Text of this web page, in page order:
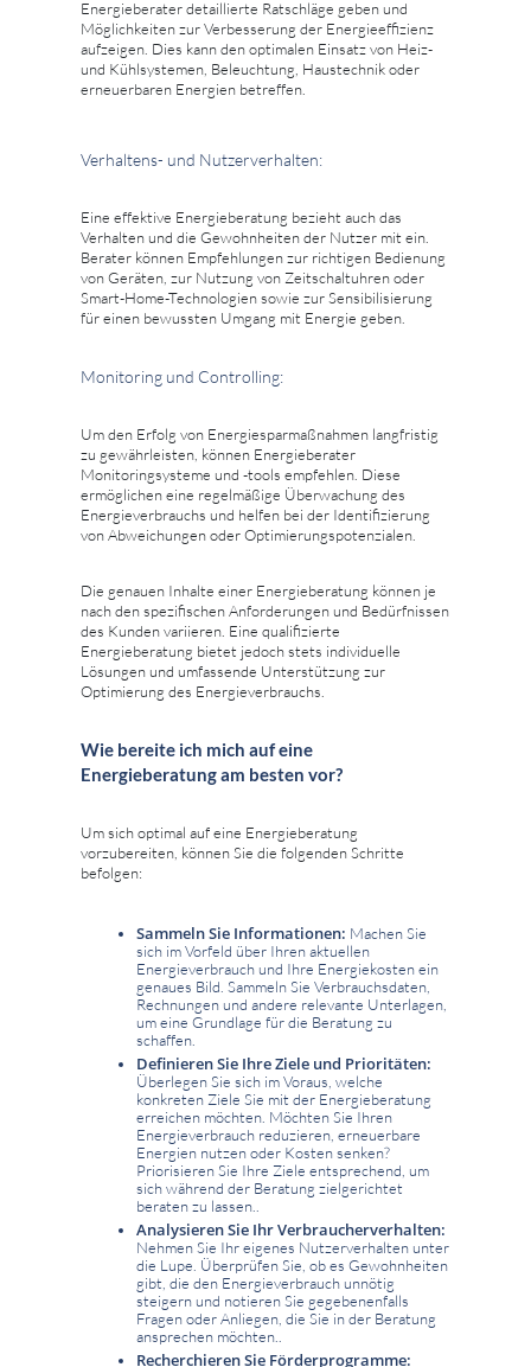
Energieberater detaillierte Ratschläge geben und
Möglichkeiten zur Verbesserung der Energieeffizienz
aufzeigen. Dies kann den optimalen Einsatz von Heiz-
und Kühlsystemen, Beleuchtung, Haustechnik oder
erneuerbaren Energien betreffen.
Verhaltens- und Nutzerverhalten:
Eine effektive Energieberatung bezieht auch das
Verhalten und die Gewohnheiten der Nutzer mit ein.
Berater können Empfehlungen zur richtigen Bedienung
von Geräten, zur Nutzung von Zeitschaltuhren oder
Smart-Home-Technologien sowie zur Sensibilisierung
für einen bewussten Umgang mit Energie geben.
Monitoring und Controlling:
Um den Erfolg von Energiesparmaßnahmen langfristig
zu gewährleisten, können Energieberater
Monitoringsysteme und -tools empfehlen. Diese
ermöglichen eine regelmäßige Überwachung des
Energieverbrauchs und helfen bei der Identifizierung
von Abweichungen oder Optimierungspotenzialen.
Die genauen Inhalte einer Energieberatung können je
nach den spezifischen Anforderungen und Bedürfnissen
des Kunden variieren. Eine qualifizierte
Energieberatung bietet jedoch stets individuelle
Lösungen und umfassende Unterstützung zur
Optimierung des Energieverbrauchs.
Wie bereite ich mich auf eine
Energieberatung am besten vor?
Um sich optimal auf eine Energieberatung
vorzubereiten, können Sie die folgenden Schritte
befolgen:
Sammeln Sie Informationen: Machen Sie
sich im Vorfeld über Ihren aktuellen
Energieverbrauch und Ihre Energiekosten ein
genaues Bild. Sammeln Sie Verbrauchsdaten,
Rechnungen und andere relevante Unterlagen,
um eine Grundlage für die Beratung zu
schaffen.
Definieren Sie Ihre Ziele und Prioritäten:
Überlegen Sie sich im Voraus, welche
konkreten Ziele Sie mit der Energieberatung
erreichen möchten. Möchten Sie Ihren
Energieverbrauch reduzieren, erneuerbare
Energien nutzen oder Kosten senken?
Priorisieren Sie Ihre Ziele entsprechend, um
sich während der Beratung zielgerichtet
beraten zu lassen..
Analysieren Sie Ihr Verbraucherverhalten:
Nehmen Sie Ihr eigenes Nutzerverhalten unter
die Lupe. Überprüfen Sie, ob es Gewohnheiten
gibt, die den Energieverbrauch unnötig
steigern und notieren Sie gegebenenfalls
Fragen oder Anliegen, die Sie in der Beratung
ansprechen möchten..
Recherchieren Sie Förderprogramme: